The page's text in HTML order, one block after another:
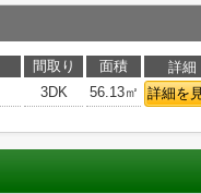
間取り 面積 詳細
3DK 56.13㎡ 詳細を